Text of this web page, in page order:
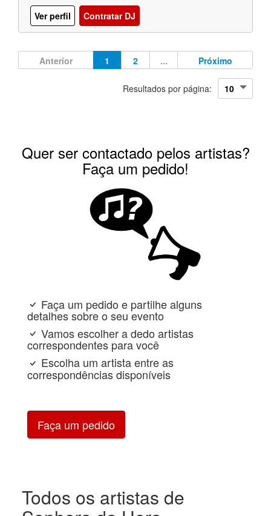
Ver perfil
Contratar DJ
Anterior 1 2 ... Próximo
Resultados por página:
Quer ser contactado pelos artistas?
Faça um pedido!
Faça um pedido e partilhe alguns
detalhes sobre o seu evento
Vamos escolher a dedo artistas
correspondentes para você
Escolha um artista entre as
correspondências disponíveis
Faça um pedido
Todos os artistas de